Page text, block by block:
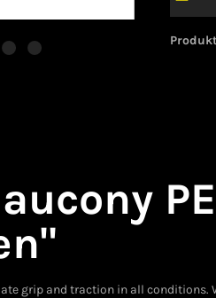
grip and traction in all conditions.